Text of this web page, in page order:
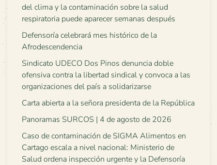
del clima y la contaminación sobre la salud
respiratoria puede aparecer semanas después
Defensoría celebrará mes histórico de la
Afrodescendencia
Sindicato UDECO Dos Pinos denuncia doble
ofensiva contra la libertad sindical y convoca a las
organizaciones del país a solidarizarse
Carta abierta a la señora presidenta de la República
Panoramas SURCOS | 4 de agosto de 2026
Caso de contaminación de SIGMA Alimentos en
Cartago escala a nivel nacional: Ministerio de
Salud ordena inspección urgente y la Defensoría